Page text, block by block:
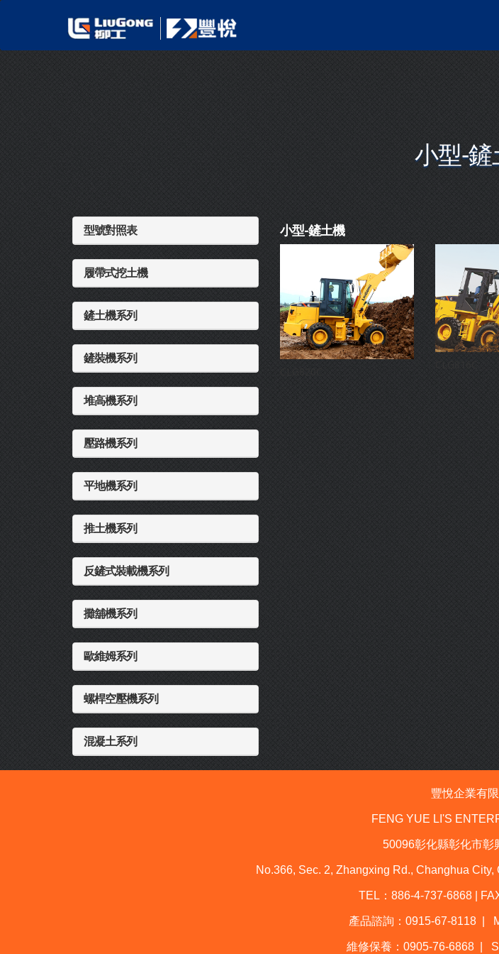
小型-鏟
型號對照表
履帶式挖土機
鏟土機系列
鏟裝機系列
堆高機系列
壓路機系列
平地機系列
推土機系列
反鏟式裝載機系列
攤舖機系列
歐維姆系列
螺桿空壓機系列
混凝土系列
小型-鏟土機
豐悅企業有
FENG YUE LI'S
50096彰化縣彰化市彰
No.366, Sec. 2, Zhangxing Rd., Changhua
TEL ： 886-4-737-6868 |
產品諮詢： 0915-67-8118 |
維修保養： 0905-76-6868 |